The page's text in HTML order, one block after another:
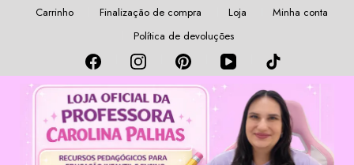
Carrinho Finalização de compra Loja
Minha conta
Política de devoluções